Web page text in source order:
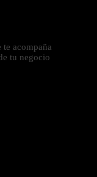
acompaña
tu negocio